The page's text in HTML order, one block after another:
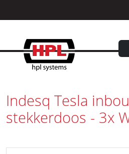
Indesq Tesla
stekkerdoos - 3x